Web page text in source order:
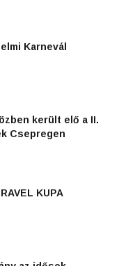
Karnevál
került elő a II.
Csepregen
KUPA